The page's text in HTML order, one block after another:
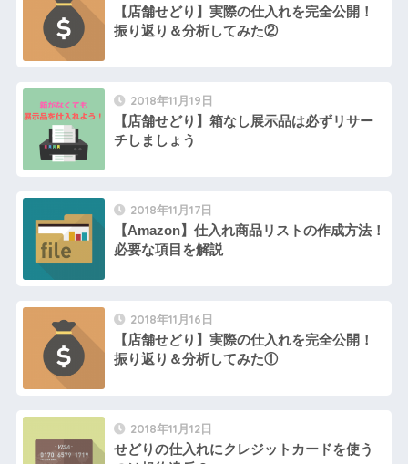
【店舗せどり】実際の仕入れを完全公開！
振り返り＆分析してみた②
2018年11月19日
【店舗せどり】箱なし展示品は必ずリサー
チしましょう
2018年11月17日
【Amazon】仕入れ商品リストの作成方法！
必要な項目を解説
2018年11月16日
【店舗せどり】実際の仕入れを完全公開！
振り返り＆分析してみた①
2018年11月12日
せどりの仕入れにクレジットカードを使う